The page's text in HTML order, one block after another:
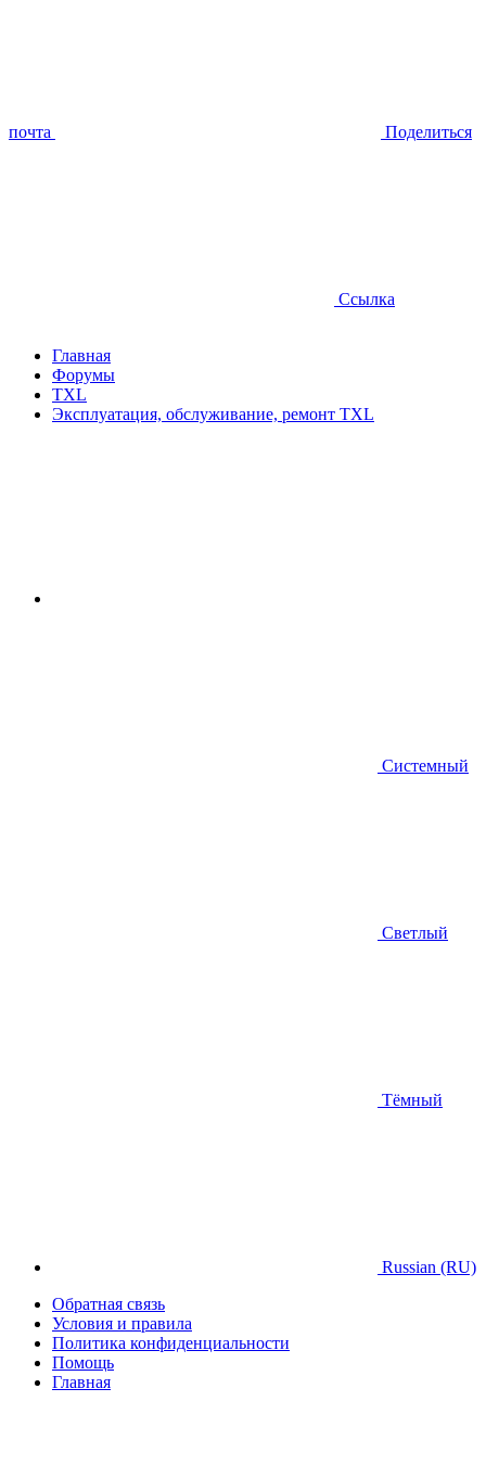
почта Поделиться
Ссылка
Главная
Форумы
TXL
Эксплуатация, обслуживание, ремонт TXL
Системный
Светлый
Тёмный
Russian (RU)
Обратная связь
Условия и правила
Политика конфиденциальности
Помощь
Главная